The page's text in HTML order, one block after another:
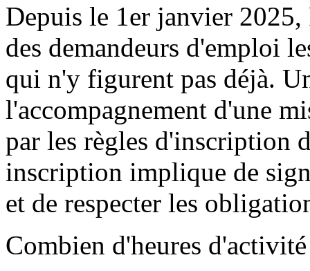
Depuis le 1er janvier
des demandeurs d'emploi
qui n'y figurent pas déjà.
l'accompagnement d'une
par les règles d'inscription
inscription implique de
et de respecter les
Combien d'heures